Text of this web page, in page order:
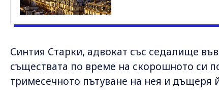
Синтия Старки, адвокат със седалище
съществата по време на скорошното си
тримесечното пътуване на нея и дъщеря